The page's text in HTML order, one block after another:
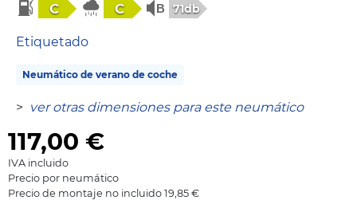
C C 71db
Etiquetado
Neumático de verano de coche
> ver otras dimensiones para este neumático
117,00 €
IVA incluido
Precio por neumático
Precio de montaje no incluido 19,85 €